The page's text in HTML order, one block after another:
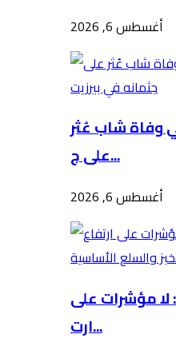
أغسطس 6, 2026
وفاة شاب عُثر
على ج...
أغسطس 6, 2026
لا مؤشرات على
ارت...